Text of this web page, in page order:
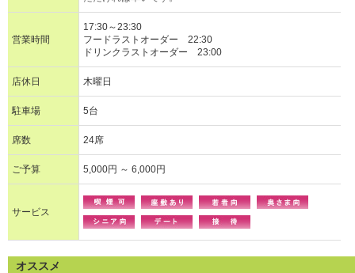
営業時間
17:30～23:30
フードラストオーダー 22:30
ドリンクラストオーダー 23:00
店休日 木曜日
駐車場 5台
席数 24席
ご予算 5,000円 ～ 6,000円
サービス
オススメ